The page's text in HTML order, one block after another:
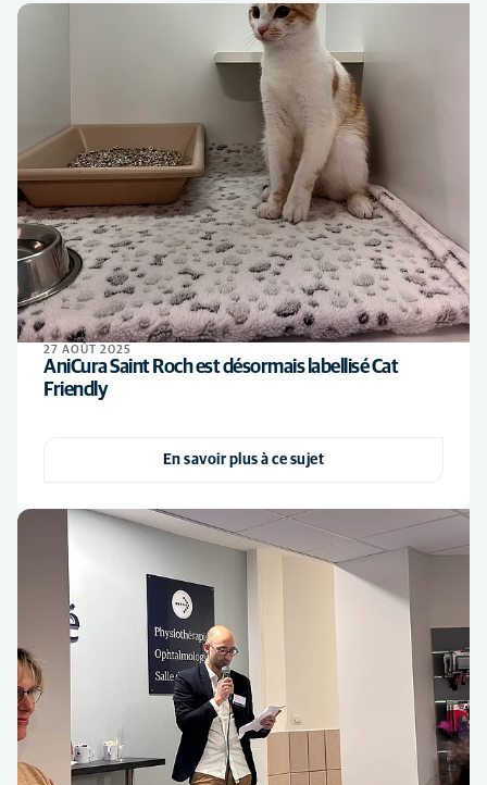
27 AOÛT 2025
AniCura Saint Roch est désormais labellisé Cat
Friendly
En savoir plus à ce sujet